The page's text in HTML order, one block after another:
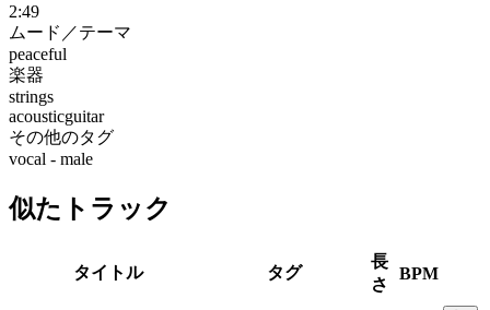
2:49
ムード／テーマ
peaceful
楽器
strings
acousticguitar
その他のタグ
vocal - male
似たトラック
タイトル タグ
長
さ
BPM